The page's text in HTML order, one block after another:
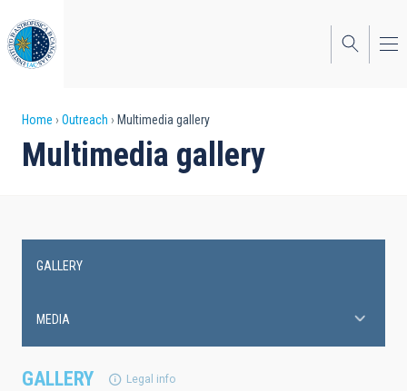
to
main
content
Breadcrumb
Home Outreach Multimedia gallery
Multimedia gallery
GALLERY Legal info
navigation
GALLERY
MEDIA